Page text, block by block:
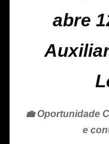
abre
💼 Oportunidade
e